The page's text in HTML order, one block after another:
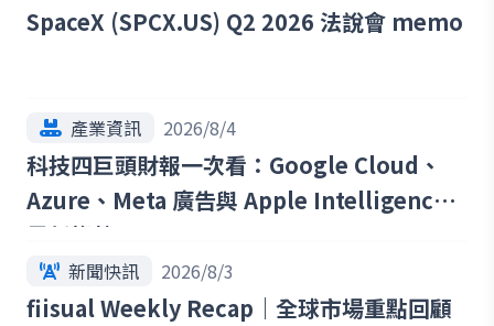
SpaceX (SPCX.US) Q2 2026 法說會 memo
產業資訊 2026/8/4
科技四巨頭財報一次看：Google Cloud、
Azure、Meta 廣告與 Apple Intelligence
最新趨勢
新聞快訊 2026/8/3
fiisual Weekly Recap｜全球市場重點回顧